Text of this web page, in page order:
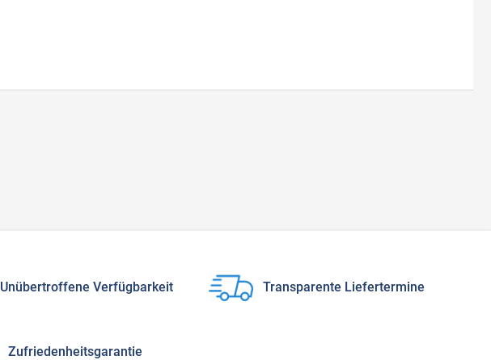
Unübertroffene Verfügbarkeit Transparente Liefertermine
Zufriedenheitsgarantie